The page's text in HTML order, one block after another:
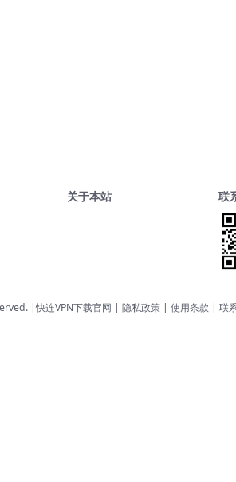
关于本站 联
|快连VPN下载官网 | 隐私政策 | 使用条款 | 联